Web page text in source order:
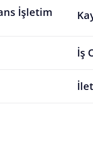
İşletim
İş